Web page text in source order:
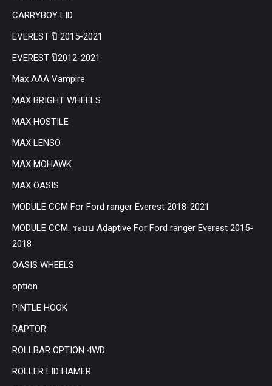
CARRYBOY LID
EVEREST ปี 2015-2021
EVEREST ปี2012-2021
Max AAA Vampire
MAX BRIGHT WHEELS
MAX HOSTILE
MAX LENSO
MAX MOHAWK
MAX OASIS
MODULE CCM For Ford ranger Everest 2018-2021
MODULE CCM. ระบบ Adaptive For Ford ranger Everest 2015-
2018
OASIS WHEELS
option
PINTLE HOOK
RAPTOR
ROLLBAR OPTION 4WD
ROLLER LID HAMER